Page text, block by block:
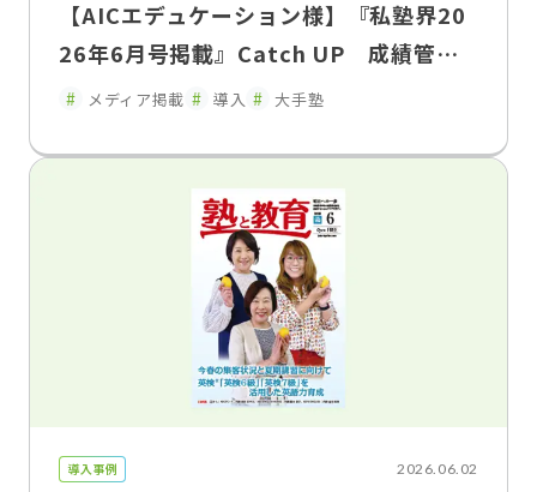
【AICエデュケーション様】『私塾界20
26年6月号掲載』Catch UP 成績管理
を「集める」から「活かす」へ「FLENS
のコミュニケーション
メディア掲載 導入 大手塾
導入事例 2026.06.02